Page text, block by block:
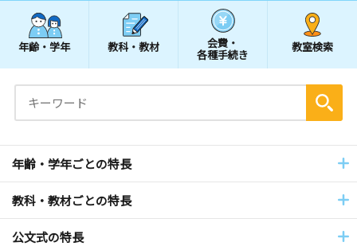
年齢・学年 教科・教材 会費・
各種手続き
教室検索
年齢・学年ごとの特長
教科・教材ごとの特長
公文式の特長